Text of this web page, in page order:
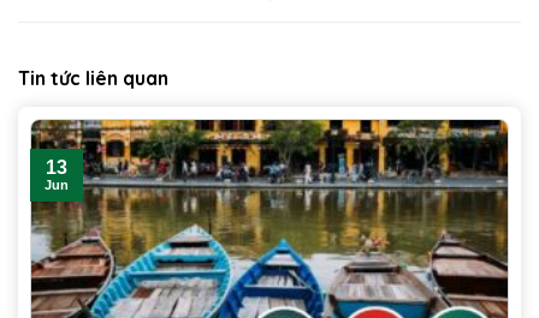
Tin tức liên quan
13
Jun